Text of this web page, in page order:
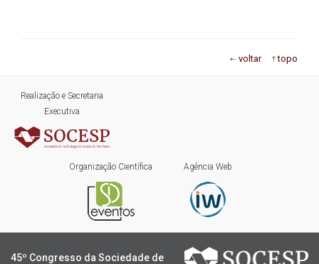
voltar topo
Realização e Secretaria
Executiva
Organização Científica Agência Web
45º Congresso da Sociedade de